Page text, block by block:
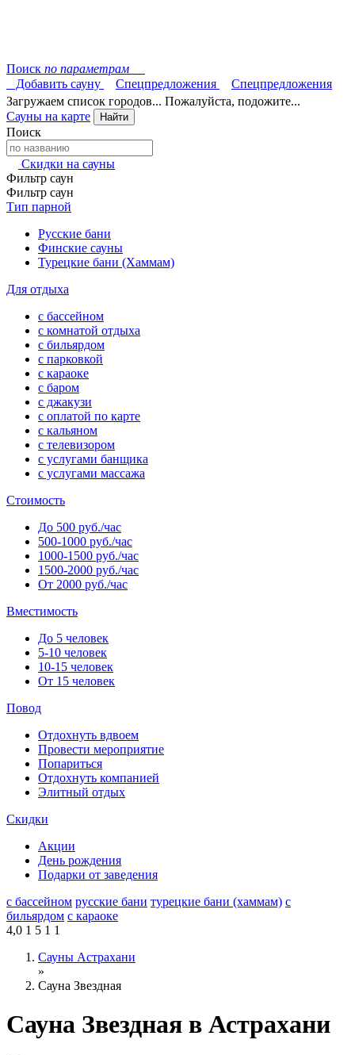
Поиск по параметрам
Добавить сауну
Спецпредложения
Спецпредложения
Загружаем список городов... Пожалуйста, подожите...
Сауны на карте
Найти
Поиск
Скидки на сауны
Фильтр саун
Фильтр саун
Тип парной
Русские бани
Финские сауны
Турецкие бани (Хаммам)
Для отдыха
с бассейном
с комнатой отдыха
с бильярдом
с парковкой
с караоке
с баром
с джакузи
с оплатой по карте
с кальяном
с телевизором
с услугами банщика
с услугами массажа
Стоимость
До 500 руб./час
500-1000 руб./час
1000-1500 руб./час
1500-2000 руб./час
От 2000 руб./час
Вместимость
До 5 человек
5-10 человек
10-15 человек
От 15 человек
Повод
Отдохнуть вдвоем
Провести мероприятие
Попариться
Отдохнуть компанией
Элитный отдых
Скидки
Акции
День рождения
Подарки от заведения
с бассейном русские бани турецкие бани (хаммам) с
бильярдом с караоке
4,0 1 5 1 1
Сауны Астрахани
»
Сауна Звездная
Сауна Звездная в Астрахани